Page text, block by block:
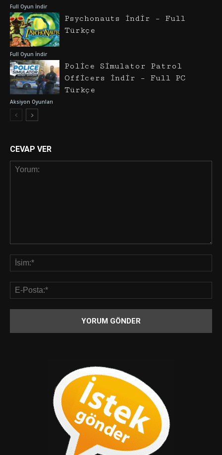
Full Oyun İndir
Full Oyun İndir
Psychonauts İndir – Full
Türkçe
Aksiyon Oyunları
Police Simulator Patrol
Officers İndir – Full PC
Türkçe
CEVAP VER